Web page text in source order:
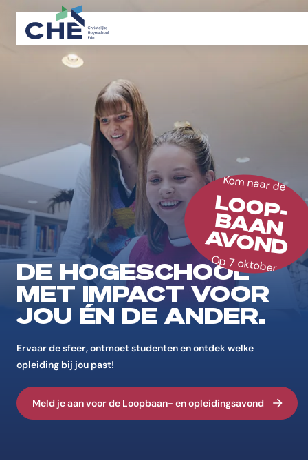
DE HOGESCHOOL
MET IMPACT VOOR
JOU ÉN DE ANDER.
Ervaar de sfeer, ontmoet studenten en ontdek welke
opleiding bij jou past!
Meld je aan voor de Loopbaan- en opleidingsavond
Kom naar de
LOOP-
BAAN
AVOND
Op 7 oktober